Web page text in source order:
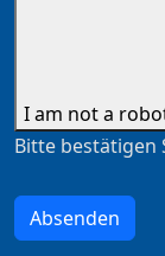
I am not a
Bitte bestätigen
Absenden